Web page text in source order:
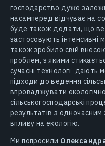
господарство дуже
насамперед відчуває на
буде також додати, що
застосовують
також зробило свій
проблем, з якими
сучасні технології дають
підходи до ведення
впроваджувати екологічно
сільськогосподарські
результатів з
впливу на екологію.
Ми попросили